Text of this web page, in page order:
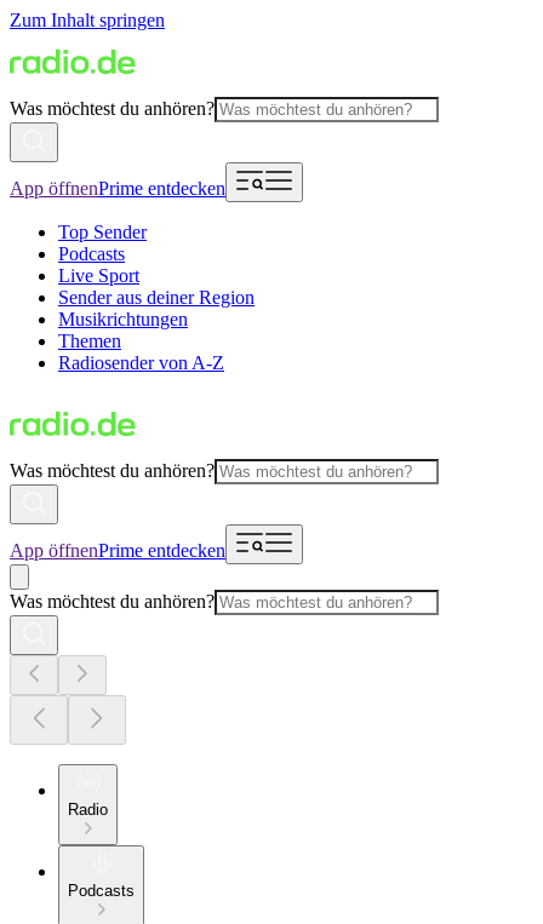
Zum Inhalt springen
Was möchtest du anhören?
App öffnenPrime entdecken
Top Sender
Podcasts
Live Sport
Sender aus deiner Region
Musikrichtungen
Themen
Radiosender von A-Z
Was möchtest du anhören?
App öffnenPrime entdecken
Was möchtest du anhören?
Radio
Podcasts